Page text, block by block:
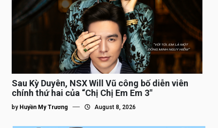
Sau Kỳ Duyên, NSX Will Vũ công bố diễn viên
chính thứ hai của “Chị Chị Em Em 3″
by Huyền My Trương August 8, 2026